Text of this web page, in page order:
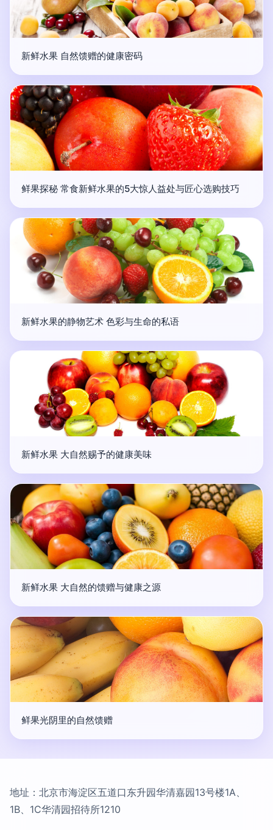
新鲜水果 自然馈赠的健康密码
鲜果探秘 常食新鲜水果的5大惊人益处与匠心选购技巧
新鲜水果的静物艺术 色彩与生命的私语
新鲜水果 大自然赐予的健康美味
新鲜水果 大自然的馈赠与健康之源
鲜果光阴里的自然馈赠
地址：北京市海淀区五道口东升园华清嘉园13号楼1A、
1B、1C华清园招待所1210